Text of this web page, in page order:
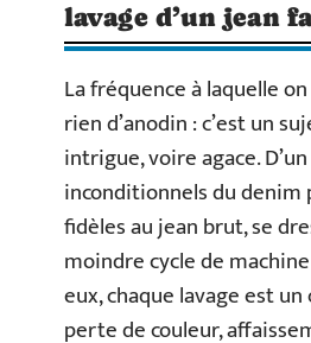
lavage d’un jean
La fréquence à laquelle
rien d’anodin : c’est un
intrigue, voire agace.
inconditionnels du denim
fidèles au jean brut, se
moindre cycle de
eux, chaque lavage est un
perte de couleur,